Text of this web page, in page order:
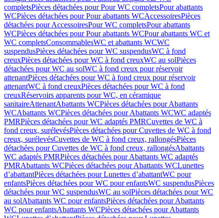
completsPièces détachées pour Pour WC completsPour abattants
WCPièces détachées pour Pour abattants WCAccessoiresPièces
détachées pour AccessoiresPour WC completsPour abattants
WCPièces détachées pour Pour abattants WCPour abattants WC et
WC completsConsommablesWC et abattants WCWC
suspendusPièces détachées pour WC suspendusWC à fond
creuxPièces détachées pour WC à fond creuxWC au solPièces
détachées pour WC au solWC à fond creux pour réservoir
attenantPièces détachées pour WC à fond creux pour réservoir
attenantWC à fond creuxPièces détachées pour WC à fond
creuxRéservoirs apparents pour WC, en céramique
sanitaireAttenantAbattants WCPièces détachées pour Abattants
WCAbattants WCPièces détachées pour Abattants WCWC adaptés
PMRPièces détachées pour WC adaptés PMRCuvettes de WC à
fond creux, surélevésPièces détachées pour Cuvettes de WC à fond
creux, surélevésCuvettes de WC à fond creux, rallongésPièces
détachées pour Cuvettes de WC à fond creux, rallongésAbattants
WC adaptés PMRPièces détachées pour Abattants WC adaptés
PMRAbattants WCPièces détachées pour Abattants WCLunettes
d’abattantPièces détachées pour Lunettes d’abattantWC pour
enfantsPièces détachées pour WC pour enfantsWC suspendusPièces
détachées pour WC suspendusWC au solPièces détachées pour WC
au solAbattants WC pour enfantsPièces détachées pour Abattants
WC pour enfantsAbattants WCPièces détachées pour Abattants